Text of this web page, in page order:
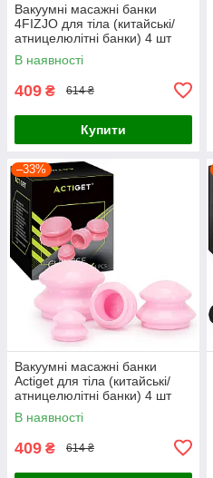
Вакуумні масажні банки
4FIZJO для тіла (китайські/
атницелюлітні банки) 4 шт
Blue (P-5907739312204)
В наявності
409 ₴ 614 ₴
Купити
–33%
Вакуумні масажні банки
Actiget для тіла (китайські/
атницелюлітні банки) 4 шт
ACT0027 Pink
В наявності
409 ₴ 614 ₴